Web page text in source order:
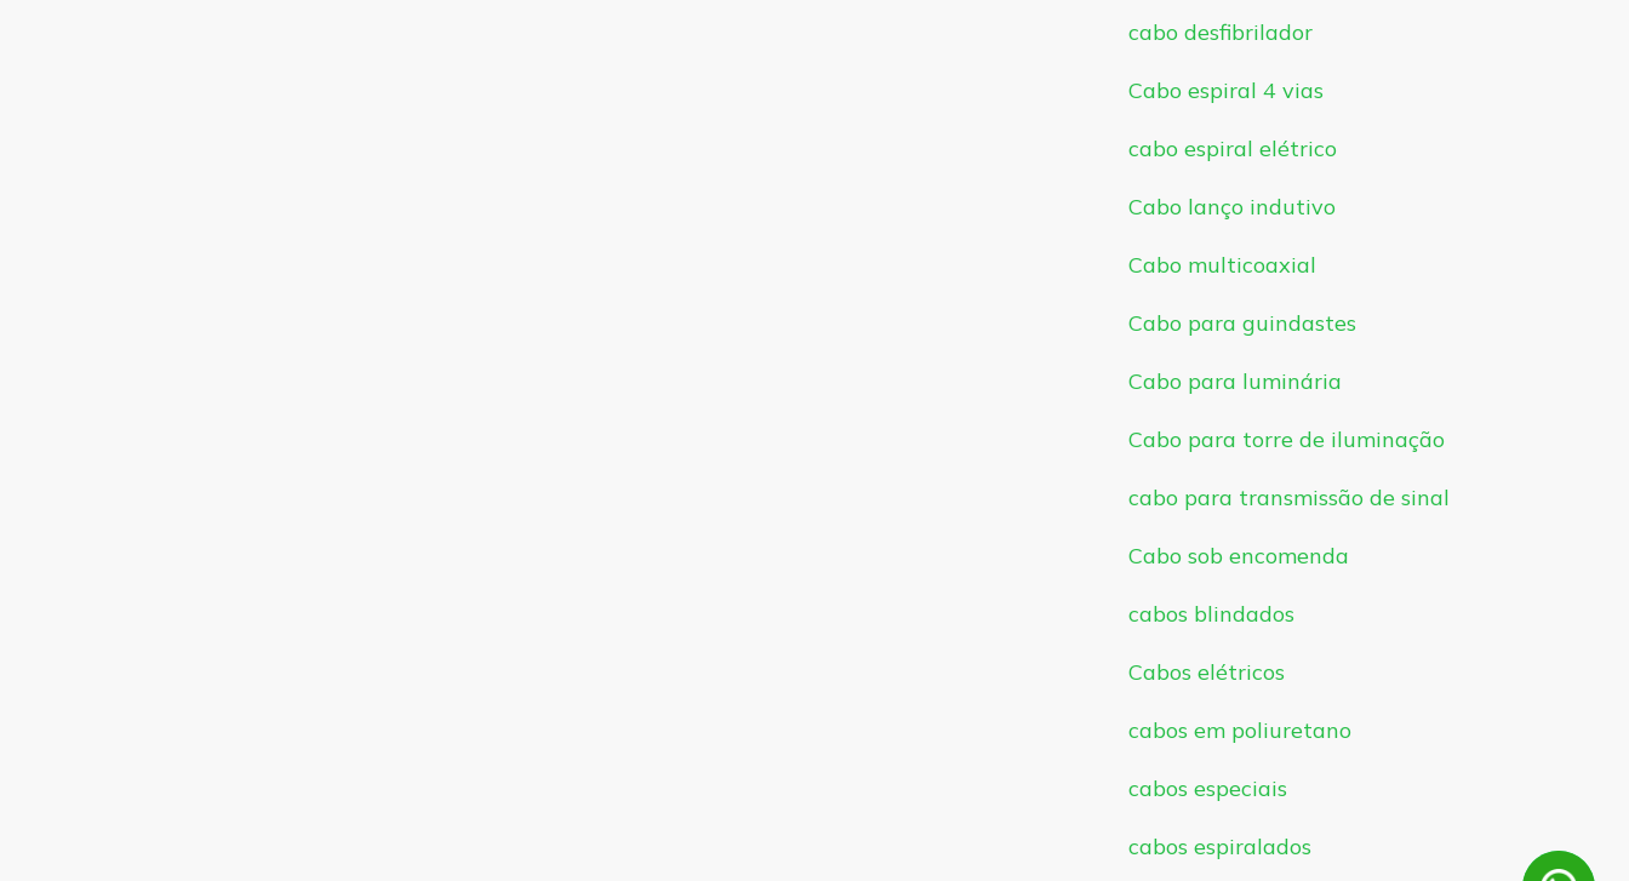
cabo desfibrilador
Cabo espiral 4 vias
cabo espiral elétrico
Cabo lanço indutivo
Cabo multicoaxial
Cabo para guindastes
Cabo para luminária
Cabo para torre de iluminação
cabo para transmissão de sinal
Cabo sob encomenda
cabos blindados
Cabos elétricos
cabos em poliuretano
cabos especiais
cabos espiralados